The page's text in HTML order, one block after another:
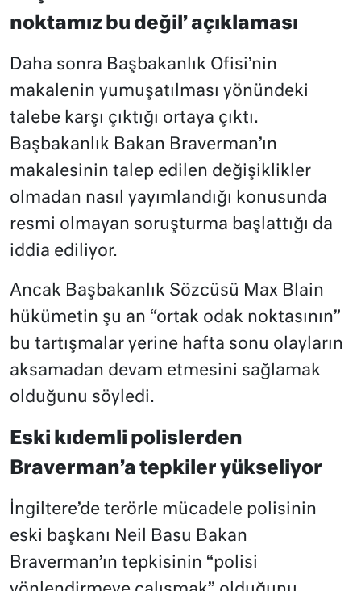
noktamız bu değil’ açıklaması
Daha sonra Başbakanlık Ofisi’nin
makalenin yumuşatılması yönündeki
talebe karşı çıktığı ortaya çıktı.
Başbakanlık Bakan Braverman’ın
makalesinin talep edilen değişiklikler
olmadan nasıl yayımlandığı konusunda
resmi olmayan soruşturma başlattığı da
iddia ediliyor.
Ancak Başbakanlık Sözcüsü Max Blain
hükümetin şu an “ortak odak noktasının”
bu tartışmalar yerine hafta sonu olayların
aksamadan devam etmesini sağlamak
olduğunu söyledi.
Eski kıdemli polislerden
Braverman’a tepkiler yükseliyor
İngiltere’de terörle mücadele polisinin
eski başkanı Neil Basu Bakan
Braverman’ın tepkisinin “polisi